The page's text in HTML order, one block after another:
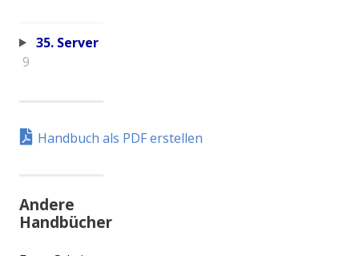
35. Server
9
Handbuch als PDF erstellen
Andere
Handbücher